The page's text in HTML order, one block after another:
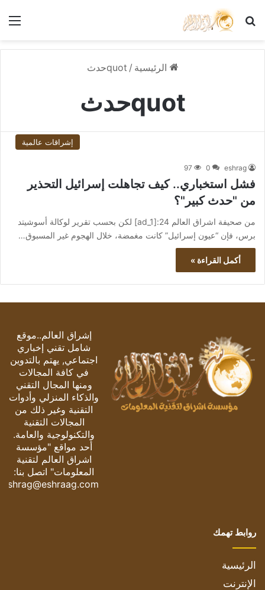
بحث عن
الرئيسية / quotحدث
quotحدث
إشراقات عالمية
eshrag
0
97
فشل استخباري.. كيف تجاهلت إسرائيل التحذير
من "حدث كبير"؟
من صحيفة اشراق العالم 24:[ad_1] لكن بحسب تقرير لوكالة أسوشيتد
برس، فإن “عيون إسرائيل” كانت مغمضة، خلال الهجوم غير المسبوق…
أكمل القراءة »
إشراق العالم..موقع
شامل تقني إخباري
اجتماعي, يهتم بالتدوين
في كافة المجالات
ومنها المجال التقني
والذكاء المنزلي وأدوات
التقنية وغير ذلك من
المجالات التقنية
والتكنولوجية والعامة.
أحد مواقع "مؤسسة
اشراق العالم لتقنية
المعلومات" اتصل بنا:
eshrag@eshraag.com
روابط تهمك
الرئيسية
الإنترنت